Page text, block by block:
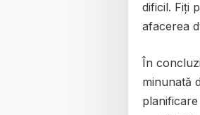
dificil. Fiți
afacerea
În
minunată